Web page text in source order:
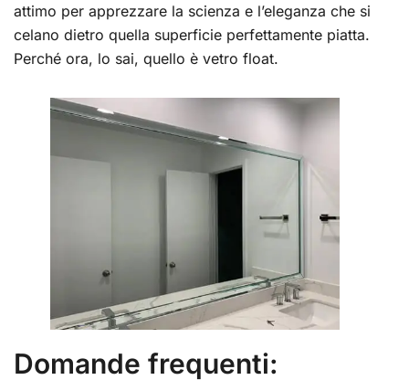
attimo per apprezzare la scienza e l’eleganza che si
celano dietro quella superficie perfettamente piatta.
Perché ora, lo sai, quello è vetro float.
Domande frequenti: